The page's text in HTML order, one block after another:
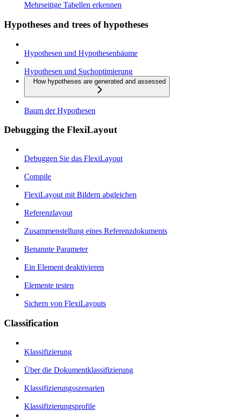
Mehrseitige Tabellen erkennen
Hypotheses and trees of hypotheses
Hypothesen und Hypothesenbäume
Hypothesen und Suchoptimierung
How hypotheses are generated and assessed
Baum der Hypothesen
Debugging the FlexiLayout
Debuggen Sie das FlexiLayout
Compile
FlexiLayout mit Bildern abgleichen
Referenzlayout
Zusammenstellung eines Referenzdokuments
Benannte Parameter
Ein Element deaktivieren
Elemente testen
Sichern von FlexiLayouts
Classification
Klassifizierung
Über die Dokumentklassifizierung
Klassifizierungsszenarien
Klassifizierungsprofile